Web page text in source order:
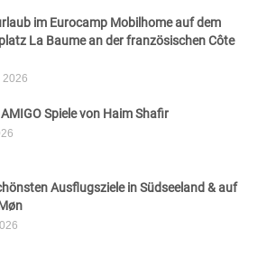
im Eurocamp Mobilhome auf dem
La Baume an der französischen Côte
2026
Spiele von Haim Shafir
Ausflugsziele in Südseeland & auf